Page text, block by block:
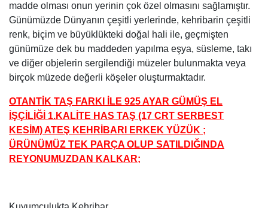
madde olması onun yerinin çok özel olmasını sağlamıştır.
Günümüzde Dünyanın çeşitli yerlerinde, kehribarin çeşitli
renk, biçim ve büyüklükteki doğal hali ile, geçmişten
günümüze dek bu maddeden yapılma eşya, süsleme, takı
ve diğer objelerin sergilendiği müzeler bulunmakta veya
birçok müzede değerli köşeler oluşturmaktadır.
OTANTİK TAŞ FARKI İLE 925 AYAR GÜMÜŞ EL
İŞÇİLİĞİ 1.KALİTE HAS TAŞ (17 CRT SERBEST
KESİM) ATEŞ KEHRİBARI ERKEK YÜZÜK ;
ÜRÜNÜMÜZ TEK PARÇA OLUP SATILDIĞINDA
REYONUMUZDAN KALKAR;